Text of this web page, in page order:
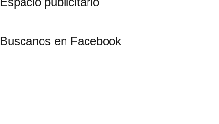
Buscanos en Facebook